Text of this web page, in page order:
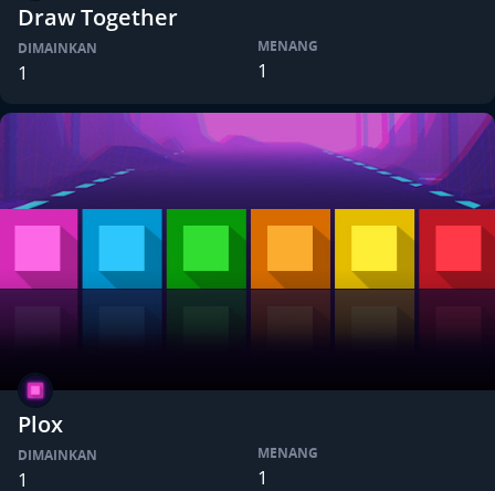
Draw Together
DIMAINKAN
1
MENANG
1
Plox
DIMAINKAN
1
MENANG
1